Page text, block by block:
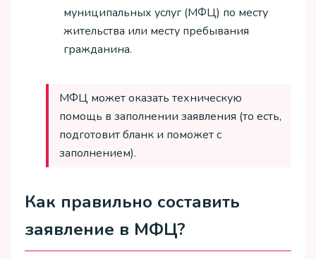
муниципальных услуг (МФЦ) по месту
жительства или месту пребывания
гражданина.
МФЦ может оказать техническую
помощь в заполнении заявления (то есть,
подготовит бланк и поможет с
заполнением).
Как правильно составить
заявление в МФЦ?